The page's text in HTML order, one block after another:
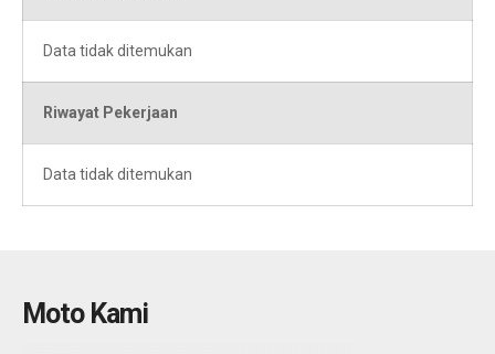
Data tidak ditemukan
Riwayat Pekerjaan
Data tidak ditemukan
Moto Kami